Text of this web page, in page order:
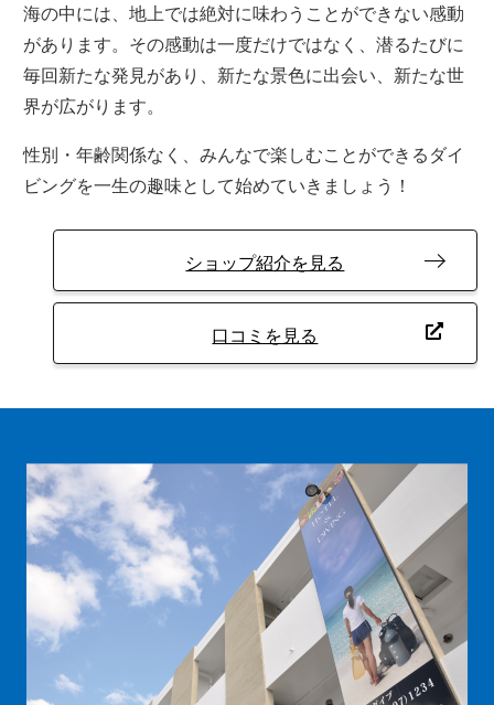
海の中には、地上では絶対に味わうことができない感動
があります。その感動は一度だけではなく、潜るたびに
毎回新たな発見があり、新たな景色に出会い、新たな世
界が広がります。
性別・年齢関係なく、みんなで楽しむことができるダイ
ビングを一生の趣味として始めていきましょう！
ショップ紹介を見る
口コミを見る